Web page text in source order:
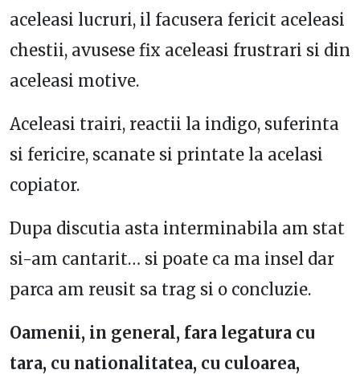
aceleasi lucruri, il facusera fericit aceleasi
chestii, avusese fix aceleasi frustrari si din
aceleasi motive.
Aceleasi trairi, reactii la indigo, suferinta
si fericire, scanate si printate la acelasi
copiator.
Dupa discutia asta interminabila am stat
si-am cantarit… si poate ca ma insel dar
parca am reusit sa trag si o concluzie.
Oamenii, in general, fara legatura cu
tara, cu nationalitatea, cu culoarea,